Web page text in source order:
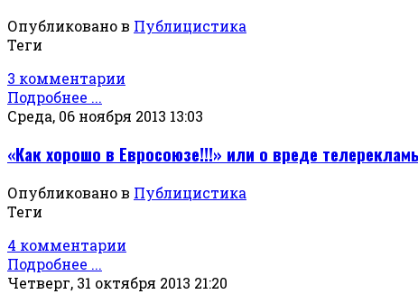
Опубликовано в Публицистика
Теги
3 комментарии
Подробнее ...
Среда, 06 ноября 2013 13:03
«Как хорошо в Евросоюзе!!!» или о вреде
Опубликовано в Публицистика
Теги
4 комментарии
Подробнее ...
Четверг, 31 октября 2013 21:20